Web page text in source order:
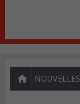
NOUVELLES